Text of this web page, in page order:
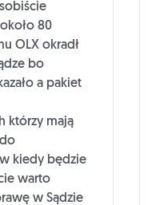
80
OLX okradł
bo
a pakiet
którzy mają
kiedy będzie
warto
w Sądzie